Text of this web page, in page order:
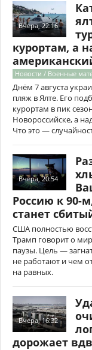
Вчера, 22:16
курортам, а
Новости / Военные
Днём 7 августа
пляж в Ялте. Его
курортам в пик
Новороссийске, а
Что это —
Вчера, 20:54
Россию к 90-
станет
США полностью
Трамп говорит о
паузы. Цель —
не работают и чем
на равных.
Вчера, 16:32
дорожает